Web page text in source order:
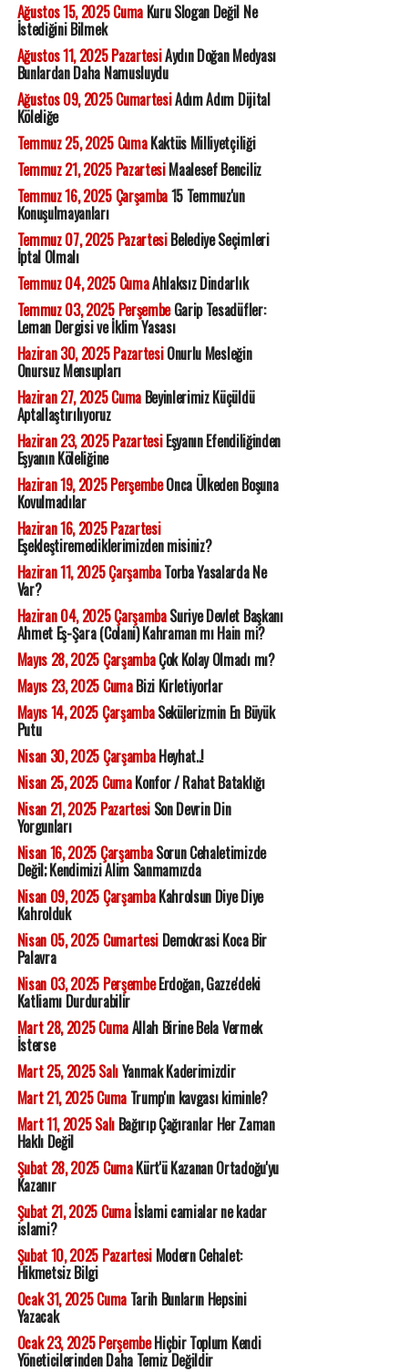
Ağustos 15, 2025 CumaKuru Slogan Değil Ne
İstediğini Bilmek
Ağustos 11, 2025 PazartesiAydın Doğan Medyası
Bunlardan Daha Namusluydu
Ağustos 09, 2025 CumartesiAdım Adım Dijital
Köleliğe
Temmuz 25, 2025 CumaKaktüs Milliyetçiliği
Temmuz 21, 2025 PazartesiMaalesef Benciliz
Temmuz 16, 2025 Çarşamba15 Temmuz'un
Konuşulmayanları
Temmuz 07, 2025 PazartesiBelediye Seçimleri
İptal Olmalı
Temmuz 04, 2025 CumaAhlaksız Dindarlık
Temmuz 03, 2025 PerşembeGarip Tesadüfler:
Leman Dergisi ve İklim Yasası
Haziran 30, 2025 PazartesiOnurlu Mesleğin
Onursuz Mensupları
Haziran 27, 2025 CumaBeyinlerimiz Küçüldü
Aptallaştırılıyoruz
Haziran 23, 2025 PazartesiEşyanın Efendiliğinden
Eşyanın Köleliğine
Haziran 19, 2025 PerşembeOnca Ülkeden Boşuna
Kovulmadılar
Haziran 16, 2025 Pazartesi
Eşekleştiremediklerimizden misiniz?
Haziran 11, 2025 ÇarşambaTorba Yasalarda Ne
Var?
Haziran 04, 2025 ÇarşambaSuriye Devlet Başkanı
Ahmet Eş-Şara (Colani) Kahraman mı Hain mi?
Mayıs 28, 2025 ÇarşambaÇok Kolay Olmadı mı?
Mayıs 23, 2025 CumaBizi Kirletiyorlar
Mayıs 14, 2025 ÇarşambaSekülerizmin En Büyük
Putu
Nisan 30, 2025 ÇarşambaHeyhat..!
Nisan 25, 2025 CumaKonfor / Rahat Bataklığı
Nisan 21, 2025 PazartesiSon Devrin Din
Yorgunları
Nisan 16, 2025 ÇarşambaSorun Cehaletimizde
Değil; Kendimizi Alim Sanmamızda
Nisan 09, 2025 ÇarşambaKahrolsun Diye Diye
Kahrolduk
Nisan 05, 2025 CumartesiDemokrasi Koca Bir
Palavra
Nisan 03, 2025 PerşembeErdoğan, Gazze'deki
Katliamı Durdurabilir
Mart 28, 2025 CumaAllah Birine Bela Vermek
İsterse
Mart 25, 2025 SalıYanmak Kaderimizdir
Mart 21, 2025 CumaTrump'ın kavgası kiminle?
Mart 11, 2025 SalıBağırıp Çağıranlar Her Zaman
Haklı Değil
Şubat 28, 2025 CumaKürt'ü Kazanan Ortadoğu'yu
Kazanır
Şubat 21, 2025 Cumaİslami camialar ne kadar
islami?
Şubat 10, 2025 PazartesiModern Cehalet:
Hikmetsiz Bilgi
Ocak 31, 2025 CumaTarih Bunların Hepsini
Yazacak
Ocak 23, 2025 PerşembeHiçbir Toplum Kendi
Yöneticilerinden Daha Temiz Değildir